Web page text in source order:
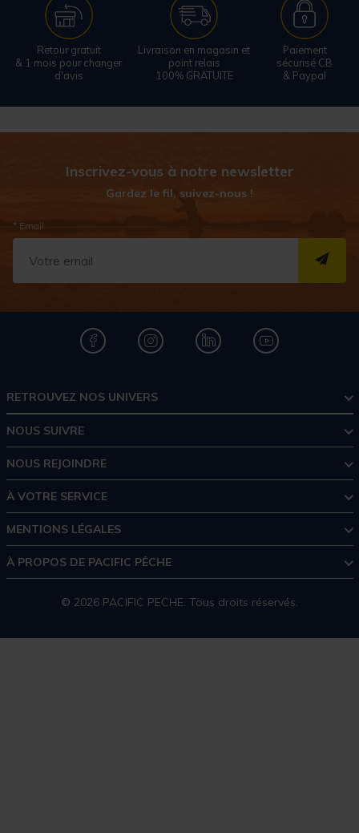
Retour gratuit
& 1 mois pour changer
d'avis
Livraison en magasin et
point relais
100% GRATUITE
Paiement
sécurisé CB
& Paypal
Inscrivez-vous à notre newsletter
Gardez le fil, suivez-nous !
* Email
RETROUVEZ NOS UNIVERS
NOUS SUIVRE
NOUS REJOINDRE
À VOTRE SERVICE
MENTIONS LÉGALES
À PROPOS DE PACIFIC PÊCHE
© 2026 PACIFIC PECHE. Tous droits réservés.